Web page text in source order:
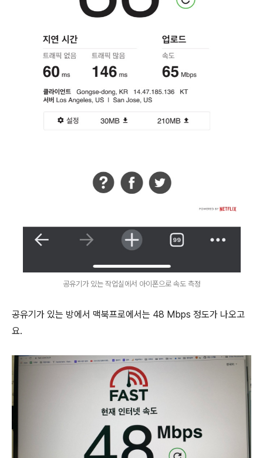
공유기가 있는 작업실에서 아이폰으로 속도 측정
공유기가 있는 방에서 맥북프로에서는 48 Mbps 정도가 나오고
요.